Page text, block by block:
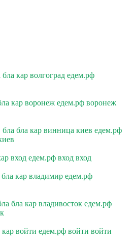
бла кар волгоград едем.рф
кар воронеж едем.рф воронеж
бла кар винница киев едем.рф
вход едем.рф вход вход
кар владимир едем.рф
бла кар владивосток едем.рф
кар войти едем.рф войти войти